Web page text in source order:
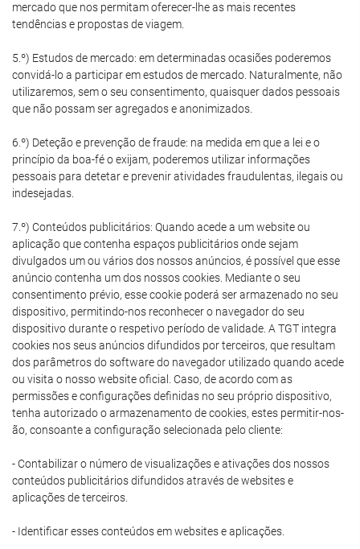
mercado que nos permitam oferecer-lhe as mais recentes
tendências e propostas de viagem.
5.º) Estudos de mercado: em determinadas ocasiões poderemos
convidá-lo a participar em estudos de mercado. Naturalmente, não
utilizaremos, sem o seu consentimento, quaisquer dados pessoais
que não possam ser agregados e anonimizados.
6.º) Deteção e prevenção de fraude: na medida em que a lei e o
princípio da boa-fé o exijam, poderemos utilizar informações
pessoais para detetar e prevenir atividades fraudulentas, ilegais ou
indesejadas.
7.º) Conteúdos publicitários: Quando acede a um website ou
aplicação que contenha espaços publicitários onde sejam
divulgados um ou vários dos nossos anúncios, é possível que esse
anúncio contenha um dos nossos cookies. Mediante o seu
consentimento prévio, esse cookie poderá ser armazenado no seu
dispositivo, permitindo-nos reconhecer o navegador do seu
dispositivo durante o respetivo período de validade. A TGT integra
cookies nos seus anúncios difundidos por terceiros, que resultam
dos parâmetros do software do navegador utilizado quando acede
ou visita o nosso website oficial. Caso, de acordo com as
permissões e configurações definidas no seu próprio dispositivo,
tenha autorizado o armazenamento de cookies, estes permitir-nos-
ão, consoante a configuração selecionada pelo cliente:
- Contabilizar o número de visualizações e ativações dos nossos
conteúdos publicitários difundidos através de websites e
aplicações de terceiros.
- Identificar esses conteúdos em websites e aplicações.